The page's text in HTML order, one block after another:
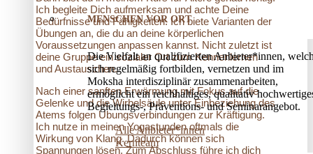
MENSCHEN VOR ORT
Die Vielfalt an qualifizierten Anbieter*innen,
sich regelmäßig fortbilden, vernetzen und im
Moksha interdisziplinär zusammenarbeiten,
ermöglicht ein reichhaltiges, qualitativ
Begleitungs-, Präventions­- und Seminarangebot.
Alle Anbieter*innen
Kernteam
Ich begleite Dich aufmerksam und achte Deine
Bedürfnisse und Fähigkeiten. Ich biete Varianten der
Übungen an, die du an deine körperlichen
Voraussetzungen anpassen kannst. Nicht zuletzt ist
deine Gruppe ein sozialer Ort zum Kennenlernen
und Austauschen.
Nach einer sanften Erwärmung mit Fokus auf die
Gelenke und die Wirbelsäule unter Einbeziehung des
Atems folgen Übungsverbindungen zur Kräftigung.
Ich nutze in meinen Yogastunden oftmals die
Wirkung von Klang. Dadurch können sich
Spannungen lösen. Zum Abschluss führe ich dich